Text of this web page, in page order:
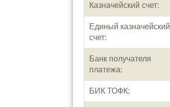
Казначейский счет:
Единый казначейский
счет:
Банк получателя
платежа:
БИК ТОФК: